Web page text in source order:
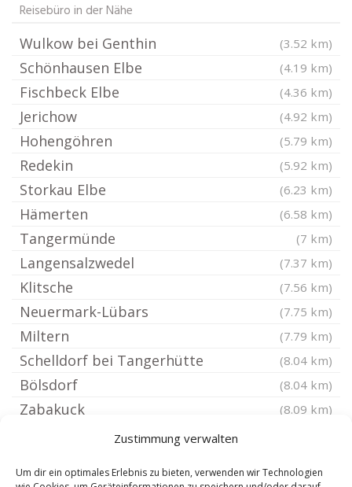
Zustimmung verwalten
Um dir ein optimales Erlebnis zu bieten, verwenden wir Technologien
Reisebüro in der Nähe
Wulkow bei Genthin (3.52 km)
Schönhausen Elbe (4.19 km)
Fischbeck Elbe (4.36 km)
Jerichow (4.92 km)
Hohengöhren (5.79 km)
Redekin (5.92 km)
Storkau Elbe (6.23 km)
Hämerten (6.58 km)
Tangermünde (7 km)
Langensalzwedel (7.37 km)
Klitsche (7.56 km)
Neuermark-Lübars (7.75 km)
Miltern (7.79 km)
Schelldorf bei Tangerhütte (8.04 km)
Bölsdorf (8.04 km)
Zabakuck (8.09 km)
Brettin (8.54 km)